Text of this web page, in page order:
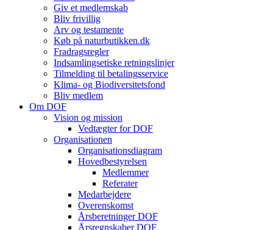
Giv et medlemskab
Bliv frivillig
Arv og testamente
Køb på naturbutikken.dk
Fradragsregler
Indsamlingsetiske retningslinjer
Tilmelding til betalingsservice
Klima- og Biodiversitetsfond
Bliv medlem
Om DOF
Vision og mission
Vedtægter for DOF
Organisationen
Organisationsdiagram
Hovedbestyrelsen
Medlemmer
Referater
Medarbejdere
Overenskomst
Årsberetninger DOF
Årsregnskaber DOF